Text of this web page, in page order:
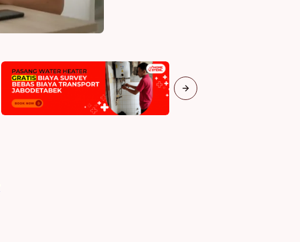
Next slide